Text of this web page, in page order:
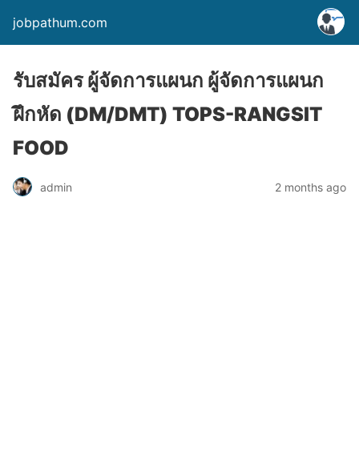
jobpathum.com
รับสมัคร ผู้จัดการแผนก ผู้จัดการแผนก
ฝึกหัด (DM/DMT) TOPS-RANGSIT
FOOD
admin 2 months ago